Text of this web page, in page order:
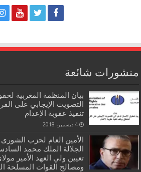
منشورات شائعة
بيان المنظمة المغربية
التصويت الإيجابي على
تنفيذ عقوبة الإعدام
4 ديسمبر، 2018
الأمين العام لحزب
الجلالة الملك محمد
تعيين ولي العهد الأمير
ومصالح القوات المسلحة